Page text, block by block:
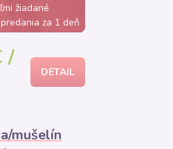
žiadané
za 1 deň
/
DETAIL
mušelín